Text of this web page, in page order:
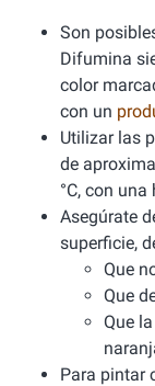
Son
Difumina
color
con un
Utilizar las
de
°C, con
Asegúrate
superficie,
Que
Que
Que
Para pintar